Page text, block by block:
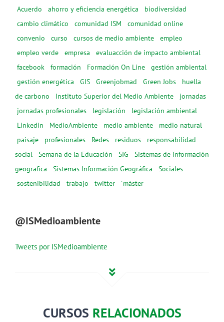
Acuerdo ahorro y eficiencia energética
biodiversidad
cambio climático
comunidad ISM
comunidad online
convenio
curso cursos de medio ambiente
empleo
empleo verde
empresa
evaluacción de impacto ambiental
facebook
formación Formación On Line
gestión ambiental
gestión energética
GIS Greenjobmad Green Jobs
huella
de carbono
Instituto Superior del Medio Ambiente
jornadas
jornadas profesionales
legislación
legislación ambiental
Linkedin
MedioAmbiente medio ambiente
medio natural
paisaje
profesionales Redes residuos
responsabilidad
social
Semana de la Educación SIG
Sistemas de información
geografica
Sistemas Información Geográfica
Sociales
sostenibilidad
trabajo twitter ´máster
@ISMedioambiente
Tweets por ISMedioambiente
CURSOS RELACIONADOS